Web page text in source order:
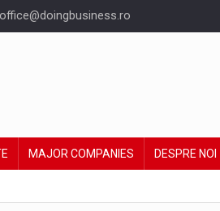
office@doingbusiness.ro
MAJOR COMPANIES DESPRE NOI